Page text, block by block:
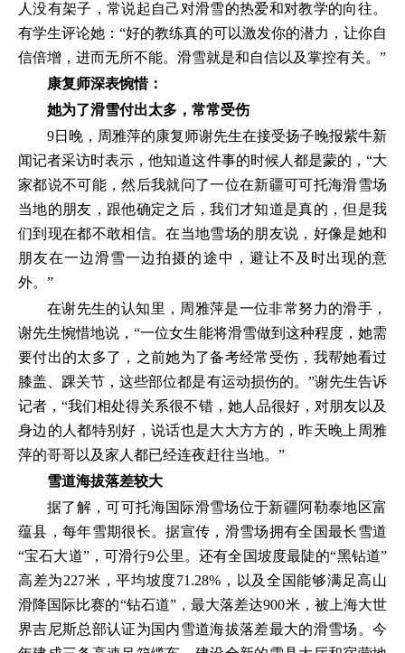
人没有架子，常说起自己对滑雪的热爱和对教学的向往。
有学生评论她：“好的教练真的可以激发你的潜力，让你自
信倍增，进而无所不能。滑雪就是和自信以及掌控有关。”
康复师深表惋惜：
她为了滑雪付出太多，常常受伤
9日晚，周雅萍的康复师谢先生在接受扬子晚报紫牛新
闻记者采访时表示，他知道这件事的时候人都是蒙的，“大
家都说不可能，然后我就问了一位在新疆可可托海滑雪场
当地的朋友，跟他确定之后，我们才知道是真的，但是我
们到现在都不敢相信。在当地雪场的朋友说，好像是她和
朋友在一边滑雪一边拍摄的途中，避让不及时出现的意
外。”
在谢先生的认知里，周雅萍是一位非常努力的滑手，
谢先生惋惜地说，“一位女生能将滑雪做到这种程度，她需
要付出的太多了，之前她为了备考经常受伤，我帮她看过
膝盖、踝关节，这些部位都是有运动损伤的。”谢先生告诉
记者，“我们相处得关系很不错，她人品很好，对朋友以及
身边的人都特别好，说话也是大大方方的，昨天晚上周雅
萍的哥哥以及家人都已经连夜赶往当地。”
雪道海拔落差较大
据了解，可可托海国际滑雪场位于新疆阿勒泰地区富
蕴县，每年雪期很长。据宣传，滑雪场拥有全国最长雪道
“宝石大道”，可滑行9公里。还有全国坡度最陡的“黑钻道”
高差为227米，平均坡度71.28%，以及全国能够满足高山
滑降国际比赛的“钻石道”，最大落差达900米，被上海大世
界吉尼斯总部认证为国内雪道海拔落差最大的滑雪场。今